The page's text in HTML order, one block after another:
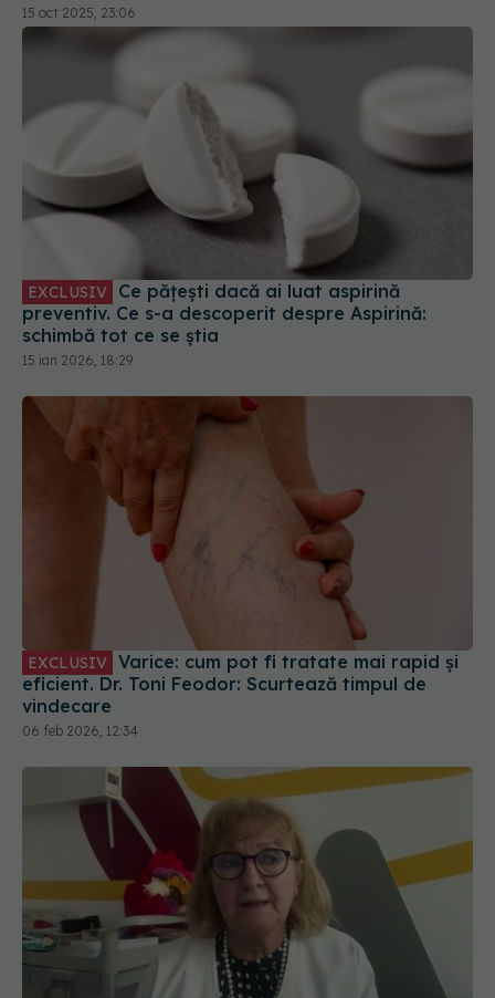
15 oct 2025, 23:06
EXCLUSIV
preventiv. Ce s-a descoperit despre Aspirină:
schimbă tot ce se știa
15 ian 2026, 18:29
EXCLUSIV
eficient. Dr. Toni Feodor: Scurtează timpul de
vindecare
06 feb 2026, 12:34